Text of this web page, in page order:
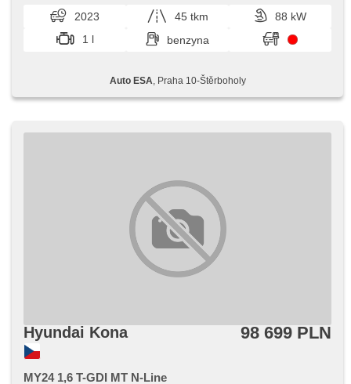
podgrzewane lusterka, wspomaganie układu kierowniczego,
zamykanie centralne - zdalne, stabilizacja podwozia (ESP),
czujnik deszczu, halogeny, lampy tylne LED, czujnik
ciśnienia opon, reflektory LED, ABS, przeciwpoślizgowy
immobilizer, 6x poduszka powietrzna, czujnik reflektorów
leasing ne...
2023 45 tkm
88 kW
1 l
benzyna
Auto ESA , Praha 10-Štěrboholy
Hyundai Kona 98 699 PLN
MY24 1,6 T-GDI MT N-Line